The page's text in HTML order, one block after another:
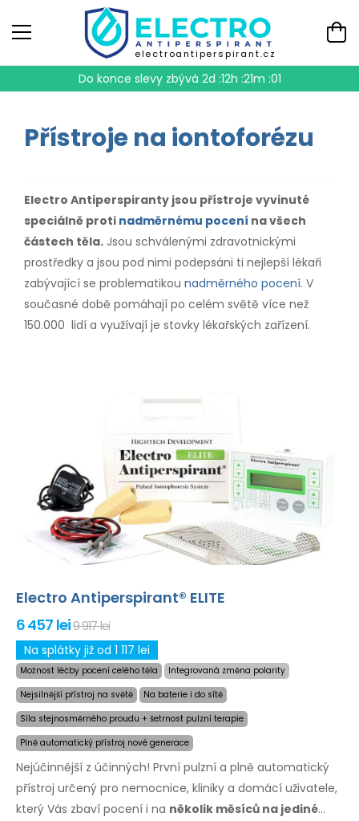
electroantiperspirant.cz
Do konce slevy zbývá 2d :12h :21m :00
Přístroje na iontoforézu
Electro Antiperspiranty jsou přístroje vyvinuté
speciálně proti nadměrnému pocení na všech
částech těla. Jsou schválenými zdravotnickými
prostředky a jsou pod nimi podepsáni ti nejlepší lékaři
zabývající se problematikou nadměrného pocení. V
současné době pomáhají po celém světě více než
150.000 lidí a využívají je stovky lékařských zařízení.
Electro Antiperspirant® ELITE
6 457 lei9 917 lei
Na splátky již od 1 117 lei
Možnost léčby pocení celého těla
Integrovaná změna polarity
Nejsilnější přístroj na světě
Na baterie i do sítě
Síla stejnosměrného proudu + šetrnost pulzní terapie
Plně automatický přístroj nové generace
Nejúčinnější z účinných! První pulzní a plně automatický
přístroj určený pro nemocnice, kliniky a domácí uživatele,
který Vás zbaví pocení i na několik měsíců na jediné